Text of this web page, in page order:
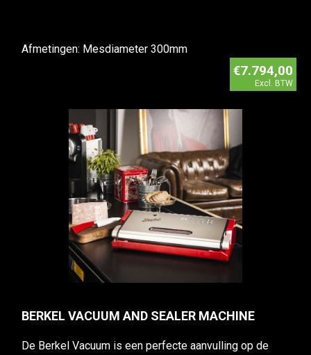
Afmetingen: Mesdiameter 300mm
€7.794,00
Excl. BTW
BERKEL VACUUM AND SEALER MACHINE
De Berkel Vacuum is een perfecte aanvulling op de